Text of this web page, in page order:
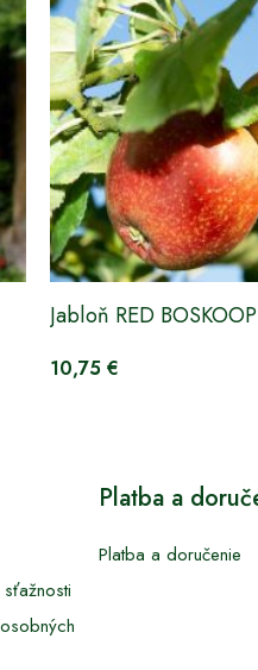
Jabloň RED BOSKOOP
10,75 €
Platba a
Platba a doručenie